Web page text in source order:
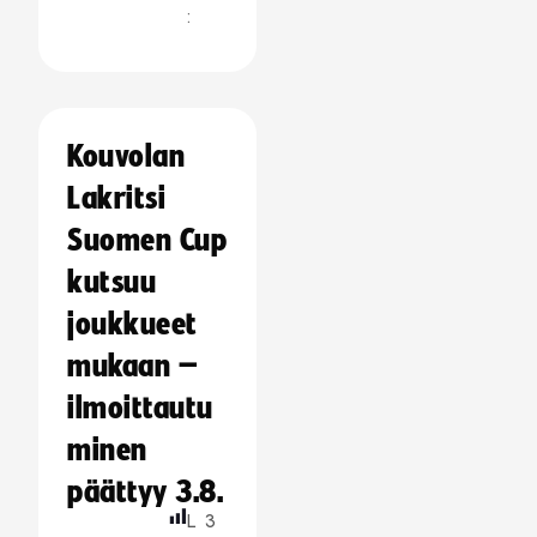
:
Kouvolan
Lakritsi
Suomen Cup
kutsuu
joukkueet
mukaan –
ilmoittautu
minen
päättyy 3.8.
L 3